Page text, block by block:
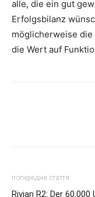
alle, die ein gut
Erfolgsbilanz
möglicherweise
die Wert auf
попередня стаття
Rivian R2: Der 60.000